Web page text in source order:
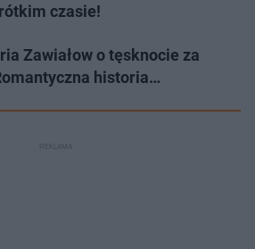
czasie!
Zawiałow o tęsknocie za
historia…